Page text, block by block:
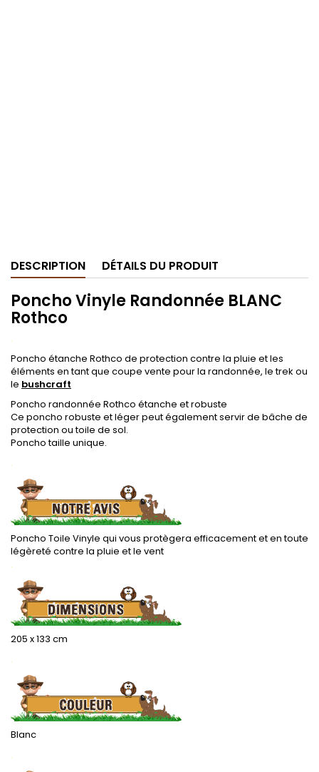
DESCRIPTION DÉTAILS DU PRODUIT
Poncho Vinyle Randonnée BLANC
Rothco
.
Poncho étanche Rothco de protection contre la pluie et les
éléments en tant que coupe vente pour la randonnée, le trek ou
le bushcraft
Poncho randonnée Rothco étanche et robuste
Ce poncho robuste et léger peut également servir de bâche de
protection ou toile de sol.
Poncho taille unique.
.
Poncho Toile Vinyle qui vous protègera efficacement et en toute
légèreté contre la pluie et le vent
.
205 x 133 cm
.
Blanc
.